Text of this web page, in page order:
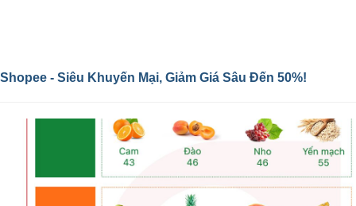
Shopee - Siêu Khuyến Mại, Giảm Giá Sâu Đến 50%!